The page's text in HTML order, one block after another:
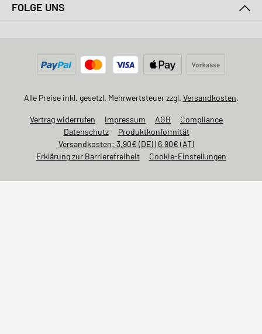
FOLGE UNS
Alle Preise inkl. gesetzl. Mehrwertsteuer zzgl. Versandkosten.
Vertrag widerrufen Impressum AGB
Compliance
Datenschutz
Produktkonformität
Versandkosten: 3,90€ (DE) | 6,90€ (AT)
Erklärung zur Barrierefreiheit
Cookie-Einstellungen